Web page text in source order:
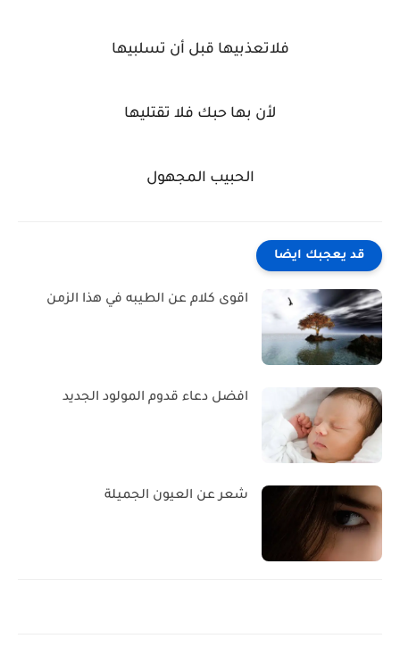
فلاتعذبيها قبل أن تسلبيها
لأن بها حبك فلا تقتليها
الحبيب المجهول
قد يعجبك ايضا
اقوى كلام عن الطيبه في هذا الزمن
افضل دعاء قدوم المولود الجديد
شعر عن العيون الجميلة